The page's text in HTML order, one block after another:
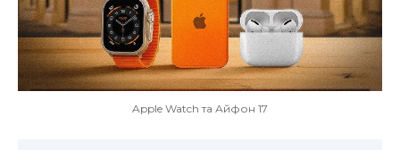
Apple Watch та Айфон 17